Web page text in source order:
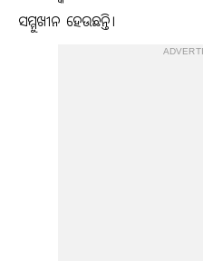
ସମ୍ମୁଖୀନ ହେଉଛନ୍ତି।